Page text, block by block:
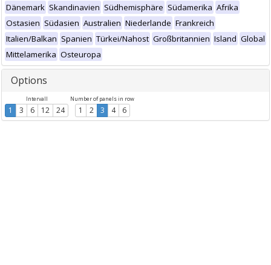
Dänemark Skandinavien Südhemisphäre Südamerika Afrika
Ostasien Südasien Australien Niederlande Frankreich
Italien/Balkan Spanien Türkei/Nahost Großbritannien Island Global
Mittelamerika Osteuropa
Options
Intervall
1 3 6 12 24
Number of panels in row
1 2 3 4 6